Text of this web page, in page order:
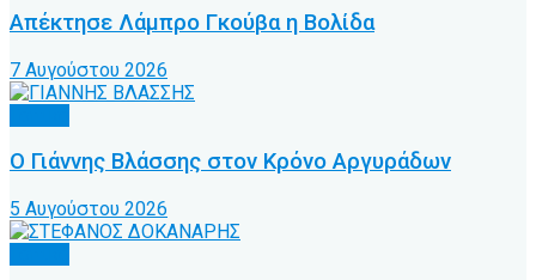
Απέκτησε Λάμπρο Γκούβα η Βολίδα
7 Αυγούστου 2026
Ο Γιάννης Βλάσσης στον Κρόνο Αργυράδων
5 Αυγούστου 2026